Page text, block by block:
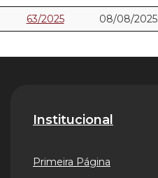
63/2025 08/08/2025
Institucional
Primeira Página